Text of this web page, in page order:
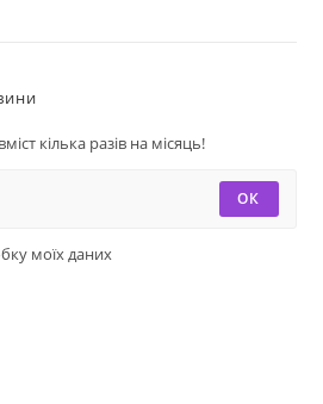
кілька разів на місяць!
ОК
моїх даних